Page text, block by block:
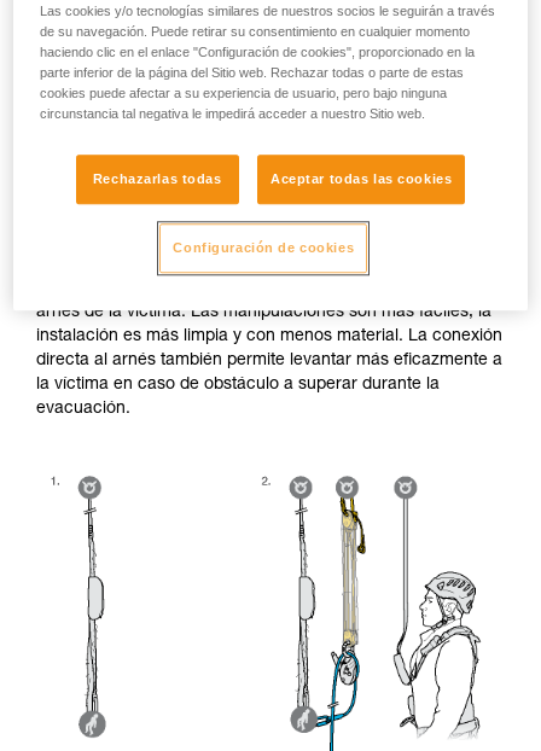
Si es posible el acceso para conectarse
al arnés de la víctima.
arnés de la víctima. Las manipulaciones son más fáciles, la
instalación es más limpia y con menos material. La conexión
directa al arnés también permite levantar más eficazmente a
la víctima en caso de obstáculo a superar durante la
evacuación.
Las cookies y/o tecnologías similares de nuestros socios le seguirán a través
de su navegación. Puede retirar su consentimiento en cualquier momento
haciendo clic en el enlace "Configuración de cookies", proporcionado en la
parte inferior de la página del Sitio web. Rechazar todas o parte de estas
cookies puede afectar a su experiencia de usuario, pero bajo ninguna
circunstancia tal negativa le impedirá acceder a nuestro Sitio web.
Rechazarlas todas Aceptar todas las cookies
Configuración de cookies